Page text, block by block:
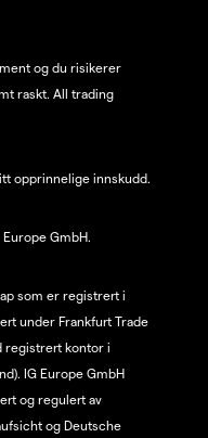
og du risikerer
raskt. All trading
opprinnelige innskudd.
GmbH.
som er registrert i
under Frankfurt Trade
registrert kontor i
IG Europe GmbH
og regulert av
og Deutsche